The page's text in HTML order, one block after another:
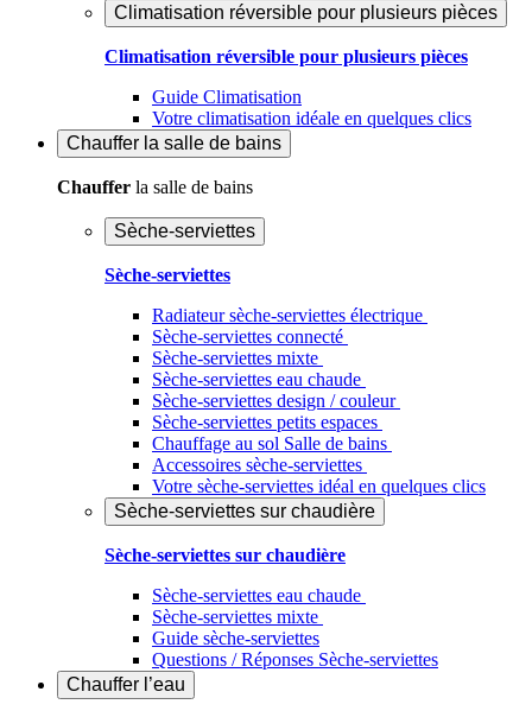
Climatisation réversible pour plusieurs pièces
Climatisation réversible pour plusieurs pièces
Guide Climatisation
Votre climatisation idéale en quelques clics
Chauffer la salle de bains
Chauffer la salle de bains
Sèche-serviettes
Sèche-serviettes
Radiateur sèche-serviettes électrique
Sèche-serviettes connecté
Sèche-serviettes mixte
Sèche-serviettes eau chaude
Sèche-serviettes design / couleur
Sèche-serviettes petits espaces
Chauffage au sol Salle de bains
Accessoires sèche-serviettes
Votre sèche-serviettes idéal en quelques clics
Sèche-serviettes sur chaudière
Sèche-serviettes sur chaudière
Sèche-serviettes eau chaude
Sèche-serviettes mixte
Guide sèche-serviettes
Questions / Réponses Sèche-serviettes
Chauffer l’eau